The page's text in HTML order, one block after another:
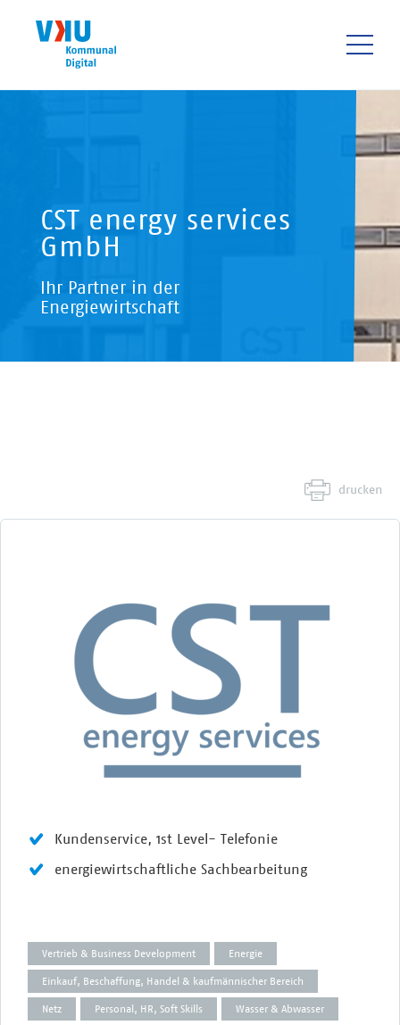
CST energy services
GmbH
Ihr Partner in der
Energiewirtschaft
drucken
Kundenservice, 1st Level- Telefonie
energiewirtschaftliche Sachbearbeitung
Vertrieb & Business Development Energie
Einkauf, Beschaffung, Handel & kaufmännischer Bereich
Netz Personal, HR, Soft Skills Wasser & Abwasser